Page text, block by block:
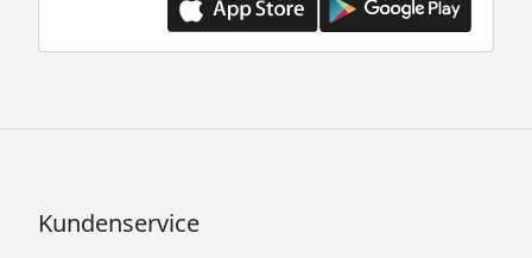
Kundenservice